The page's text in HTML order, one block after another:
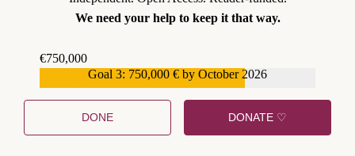
eher ist auch aus verfassungsrechtlicher Perspektive zu
status quo zu verteidigen und wesentliche Reformen
zurückzuweisen, ist auch in Deutschland mit einem breit
gefächerten Ansatz zu überlegen, wie öffentlich-rechtliche
Inhalte für alle Bevölkerungsgruppen vermittelt werden
We need your help to keep it that way.
€750,000
Goal 3: 750,000 € by October 2026
DONE DONATE ♡